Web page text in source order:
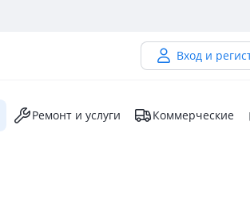
Вход и
Ремонт и услуги Коммерческие